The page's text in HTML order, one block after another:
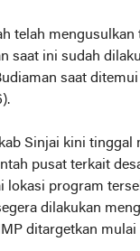
telah
saat ini sudah
saat
Sinjai kini tinggal
pusat terkait
lokasi program
dilakukan
ditargetkan mulai